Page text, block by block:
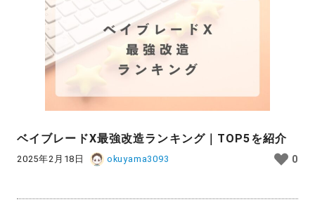
ベイブレードX最強改造ランキング｜TOP5を紹介
2025年2月18日 okuyama3093 0